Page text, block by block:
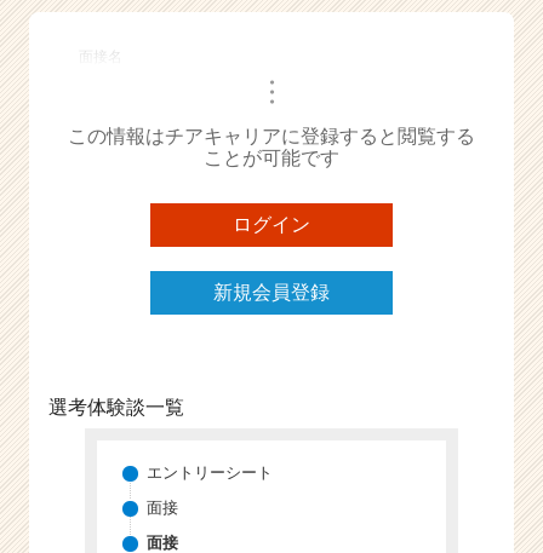
成
ら
ス
ト
が
届
く
チ
面接名
・・・
この情報はチアキャリアに登録すると閲覧する
ことが可能です
ログイン
新規会員登録
選考体験談一覧
エントリーシート
面接
面接